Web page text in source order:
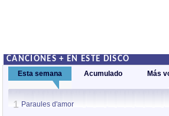
CANCIONES + EN ESTE DISCO
Esta semana Acumulado Más
1 Paraules d'amor